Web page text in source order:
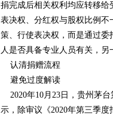
捐完成后相关权利均应转移给
表决权、分红权与股权比例
策、行使表决权，而是通过
人是否具备专业人员有关，
认清捐赠流程
避免过度解读
2020年10月23日，贵州茅台
示，除审议《2020年第三季